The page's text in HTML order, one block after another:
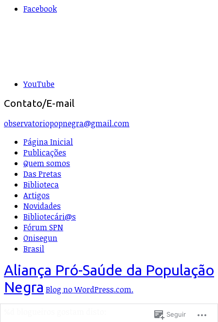
Facebook
YouTube
Contato/E-mail
observatoriopopnegra@gmail.com
Página Inicial
Publicações
Quem somos
Das Pretas
Biblioteca
Artigos
Novidades
Bibliotecári@s
Fórum SPN
Onisegun
Brasil
Aliança Pró-Saúde da População
Negra Blog no WordPress.com.
Seguir